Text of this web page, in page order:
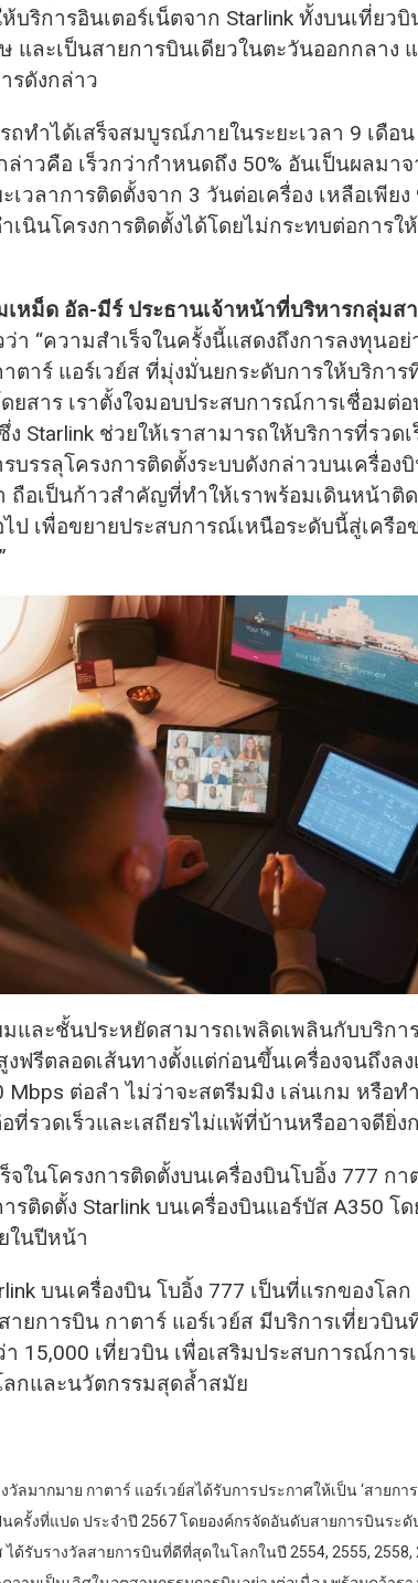
บริการอินเตอร์เน็ตจาก Starlink ทั้งบนเที่ยวบิ
และเป็นสายการบินเดียวในตะวันออกกลาง
รดังกล่าว
ทำได้เสร็จสมบูรณ์ภายในระยะเวลา 9 เดือน
ล่าวคือ เร็วกว่ากำหนดถึง 50% อันเป็นผลมา
เวลาการติดตั้งจาก 3 วันต่อเครื่อง เหลือเพียง
เนินโครงการติดตั้งได้โดยไม่กระทบต่อการใ
หม็ด อัล-มีร์ ประธานเจ้าหน้าที่บริหารกลุ่มส
า “ความสำเร็จในครั้งนี้แสดงถึงการลงทุนอย่
ตาร์ แอร์เวย์ส ที่มุ่งมั่นยกระดับการให้บริการ
สาร เราตั้งใจมอบประสบการณ์การเชื่อมต่
Starlink ช่วยให้เราสามารถให้บริการที่รวดเ
รรลุโครงการติดตั้งระบบดังกล่าวบนเครื่อง
ถือเป็นก้าวสำคัญที่ทำให้เราพร้อมเดินหน้าติ
ป เพื่อขยายประสบการณ์เหนือระดับนี้สู่เครือ
และชั้นประหยัดสามารถเพลิดเพลินกับบริกา
งฟรีตลอดเส้นทางตั้งแต่ก่อนขึ้นเครื่องจนถึงลง
Mbps ต่อลำ ไม่ว่าจะสตรีมมิง เล่นเกม หรือท
ที่รวดเร็วและเสถียรไม่แพ้ที่บ้านหรืออาจดียิ่ง
จในโครงการติดตั้งบนเครื่องบินโบอิ้ง 777 กา
รติดตั้ง Starlink บนเครื่องบินแอร์บัส A350 โ
ในปีหน้า
บนเครื่องบิน โบอิ้ง 777 เป็นที่แรกของโลก
ยการบิน กาตาร์ แอร์เวย์ส มีบริการเที่ยวบิน
า 15,000 เที่ยวบิน เพื่อเสริมประสบการณ์การ
กและนวัตกรรมสุดล้ำสมัย
ลมากมาย กาตาร์ แอร์เวย์สได้รับการประกาศให้เป็น ‘สายก
ป็นครั้งที่แปด ประจำปี 2567 โดยองค์กรจัดอันดับสายการบินระ
ด้รับรางวัลสายการบินที่ดีที่สุดในโลกในปี 2554, 2555, 2558,